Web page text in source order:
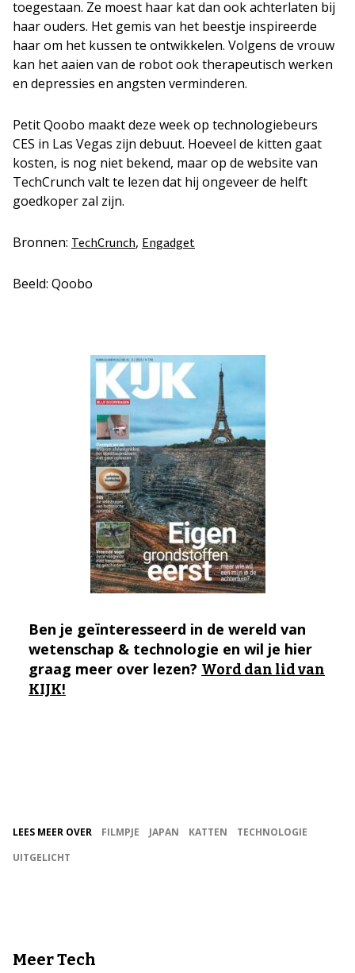
toegestaan. Ze moest haar kat dan ook achterlaten bij
haar ouders. Het gemis van het beestje inspireerde
haar om het kussen te ontwikkelen. Volgens de vrouw
kan het aaien van de robot ook therapeutisch werken
en depressies en angsten verminderen.
Petit Qoobo maakt deze week op technologiebeurs
CES in Las Vegas zijn debuut. Hoeveel de kitten gaat
kosten, is nog niet bekend, maar op de website van
TechCrunch valt te lezen dat hij ongeveer de helft
goedkoper zal zijn.
Bronnen: TechCrunch, Engadget
Beeld: Qoobo
Ben je geïnteresseerd in de wereld van
wetenschap & technologie en wil je hier
graag meer over lezen? Word dan lid van
KIJK!
LEES MEER OVER FILMPJE JAPAN KATTEN
TECHNOLOGIE
UITGELICHT
Meer Tech